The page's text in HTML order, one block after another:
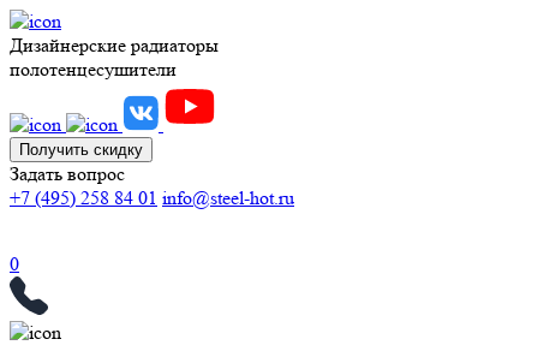
Дизайнерские радиаторы
полотенцесушители
Получить скидку
Задать вопрос
+7 (495) 258 84 01 info@steel-hot.ru
0